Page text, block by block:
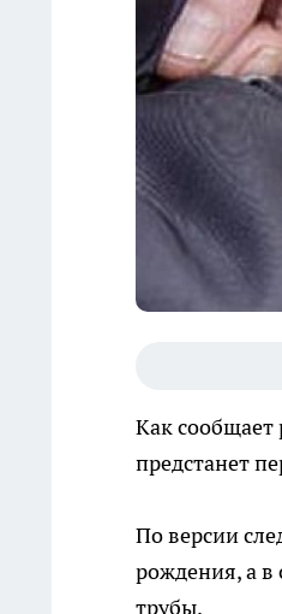
Как сообщает
предстанет
По версии
рождения, а в
трубы.